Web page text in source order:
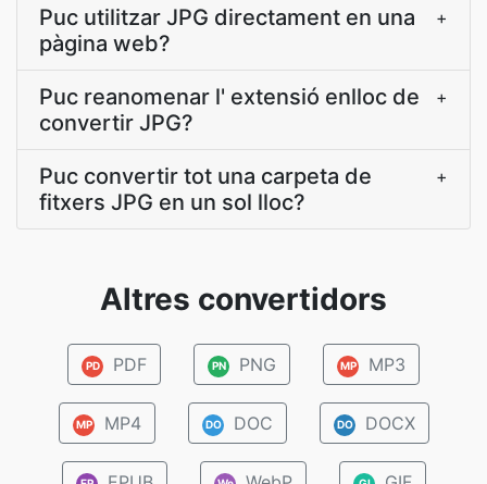
Puc utilitzar JPG directament en una
pàgina web?
+
Puc reanomenar l' extensió enlloc de
convertir JPG?
+
Puc convertir tot una carpeta de
fitxers JPG en un sol lloc?
+
Altres convertidors
PD PDF PN PNG MP MP3
MP MP4 DO DOC DO DOCX